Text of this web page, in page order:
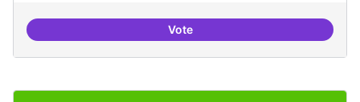
VoteXarxa internacional d'ateneus -